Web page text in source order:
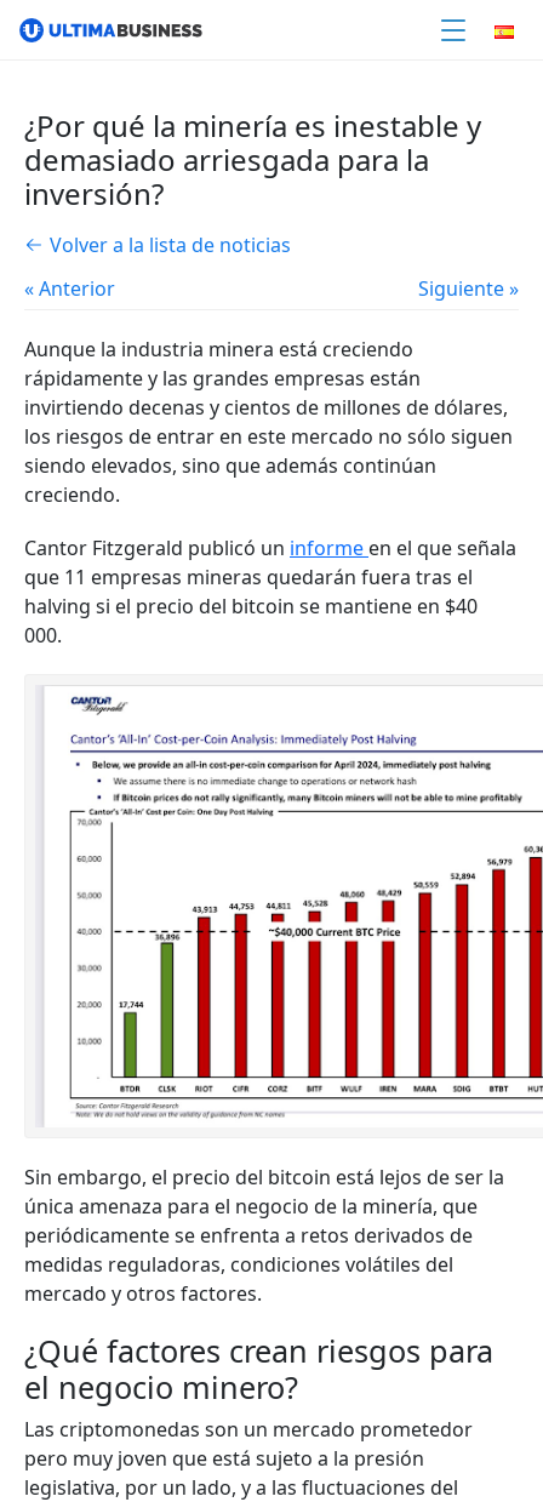
¿Por qué la minería es inestable y
demasiado arriesgada para la
inversión?
Volver a la lista de noticias
« Anterior
Siguiente »
Aunque la industria minera está creciendo
rápidamente y las grandes empresas están
invirtiendo decenas y cientos de millones de dólares,
los riesgos de entrar en este mercado no sólo siguen
siendo elevados, sino que además continúan
creciendo.
Cantor Fitzgerald publicó un informe en el que señala
que 11 empresas mineras quedarán fuera tras el
halving si el precio del bitcoin se mantiene en $40
000.
Sin embargo, el precio del bitcoin está lejos de ser la
única amenaza para el negocio de la minería, que
periódicamente se enfrenta a retos derivados de
medidas reguladoras, condiciones volátiles del
mercado y otros factores.
¿Qué factores crean riesgos para
el negocio minero?
Las criptomonedas son un mercado prometedor
pero muy joven que está sujeto a la presión
legislativa, por un lado, y a las fluctuaciones del